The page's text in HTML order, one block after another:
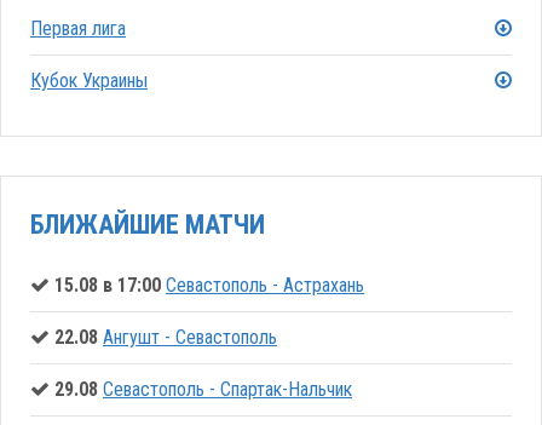
Первая лига
Кубок Украины
БЛИЖАЙШИЕ МАТЧИ
15.08 в 17:00 Севастополь - Астрахань
22.08 Ангушт - Севастополь
29.08 Севастополь - Спартак-Нальчик